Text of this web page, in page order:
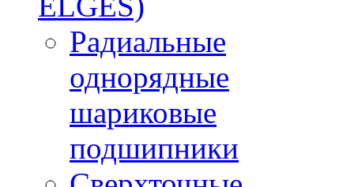
Радиальные
однорядные
шариковые
подшипники